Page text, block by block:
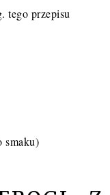
tego przepisu
smaku)